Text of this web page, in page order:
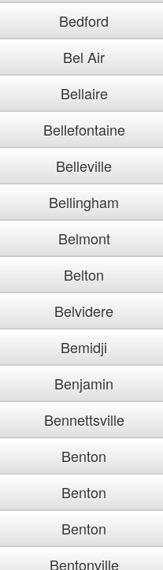
Bedford
Bel Air
Bellaire
Bellefontaine
Belleville
Bellingham
Belmont
Belton
Belvidere
Bemidji
Benjamin
Bennettsville
Benton
Benton
Benton
Bentonville